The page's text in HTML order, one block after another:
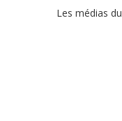
Les médias du